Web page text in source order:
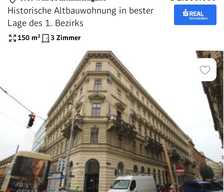
Historische Altbauwohnung in bester
Lage des 1. Bezirks
150 m² 3 Zimmer